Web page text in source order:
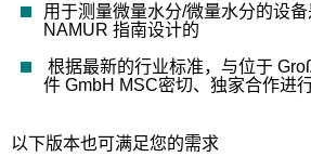
用于测量微量水分/微量水分的设
NAMUR 指南设计的
根据最新的行业标准，与位于
件 GmbH MSC密切、独家合作进
以下版本也可满足您的需求